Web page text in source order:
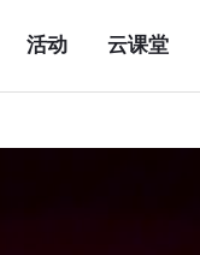
活动 云课堂